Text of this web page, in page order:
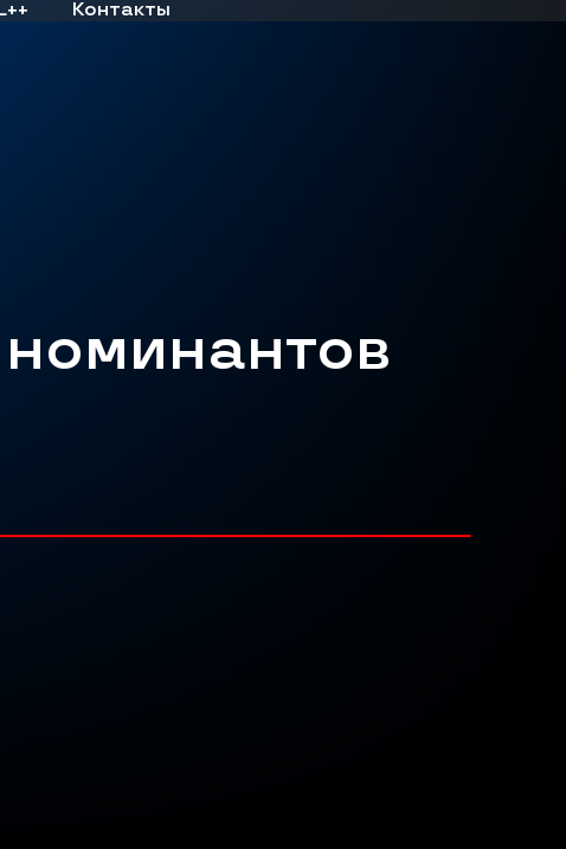
Контакты